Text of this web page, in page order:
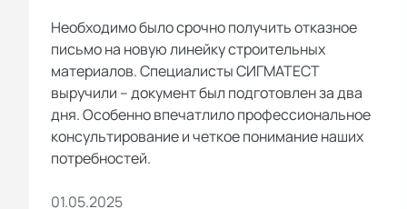
Необходимо было срочно получить отказное
письмо на новую линейку строительных
материалов. Специалисты СИГМАТЕСТ
выручили – документ был подготовлен за два
дня. Особенно впечатлило профессиональное
консультирование и четкое понимание наших
потребностей.
01.05.2025